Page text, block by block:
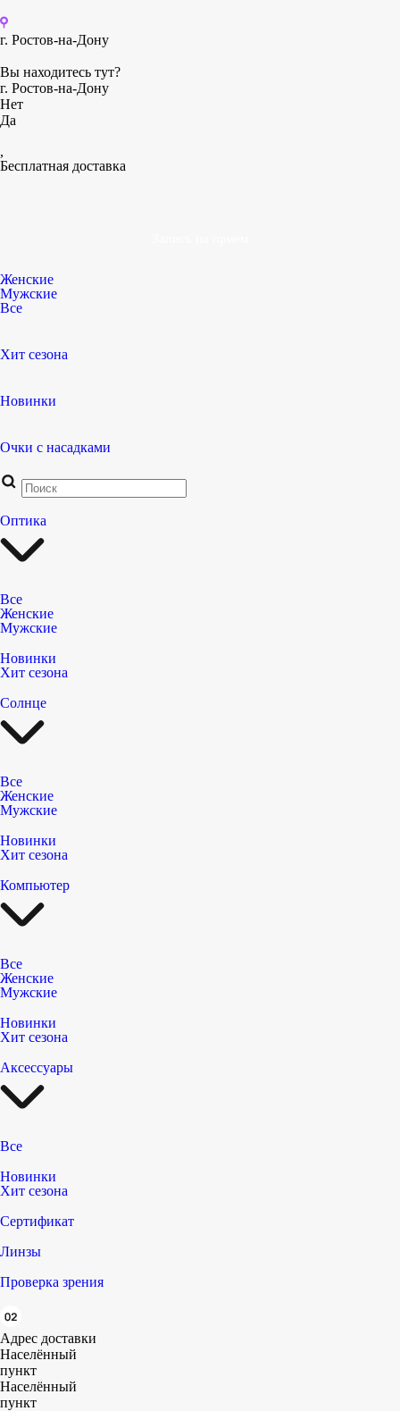
г. Ростов-на-Дону
Вы находитесь тут?
г. Ростов-на-Дону
Нет
Да
,
Бесплатная доставка
Женские
Мужские
Все
Хит сезона
Новинки
Очки с насадками
Оптика
Все
Женские
Мужские
Новинки
Хит сезона
Солнце
Все
Женские
Мужские
Новинки
Хит сезона
Компьютер
Все
Женские
Мужские
Новинки
Хит сезона
Аксессуары
Все
Новинки
Хит сезона
Сертификат
Линзы
Проверка зрения
Адрес доставки
Населённый
пункт
Населённый
пункт